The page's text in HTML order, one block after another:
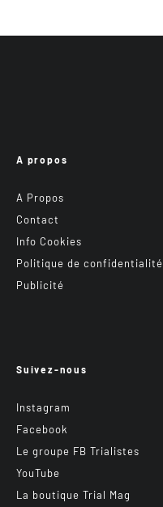
A propos
A Propos
Contact
Info Cookies
Politique de confidentialité
Publicité
Suivez-nous
Instagram
Facebook
Le groupe FB Trialistes
YouTube
La boutique Trial Mag